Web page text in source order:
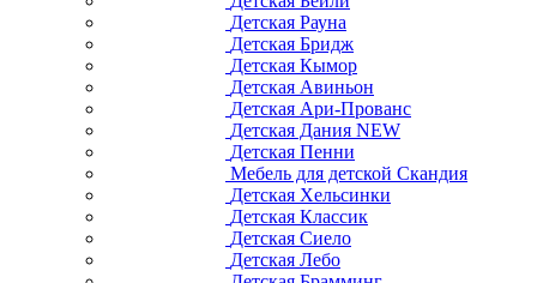
Детская Рауна
Детская Бридж
Детская Кымор
Детская Авиньон
Детская Ари-Прованс
Детская Дания NEW
Детская Пенни
Мебель для детской Скандия
Детская Хельсинки
Детская Классик
Детская Сиело
Детская Лебо